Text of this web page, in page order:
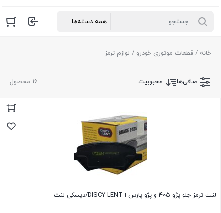
خانه / قطعات موتوری خودرو / لوازم ترمز
16 محصول صافی‌ها محبوبیت
لنت ترمز جلو پژو 405 و پژو پارس ا DISCY LENT/دیسکی لنت